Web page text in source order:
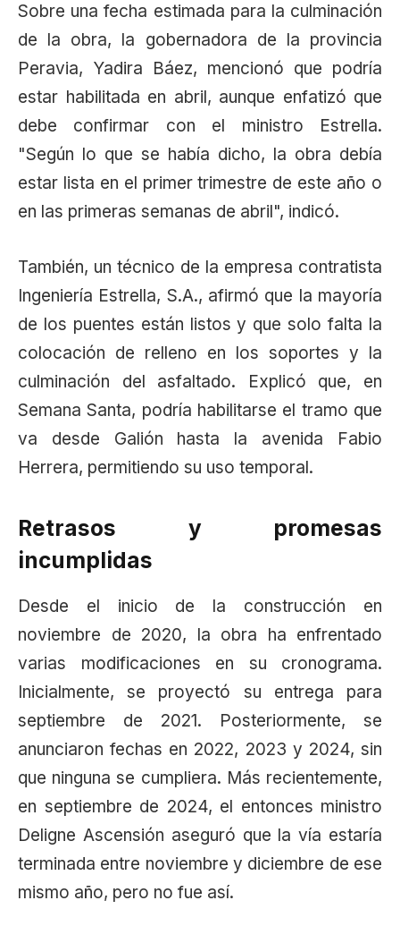
Sobre una fecha estimada para la culminación
de la obra, la gobernadora de la provincia
Peravia, Yadira Báez, mencionó que podría
estar habilitada en abril, aunque enfatizó que
debe confirmar con el ministro Estrella.
"Según lo que se había dicho, la obra debía
estar lista en el primer trimestre de este año o
en las primeras semanas de abril", indicó.
También, un técnico de la empresa contratista
Ingeniería Estrella, S.A., afirmó que la mayoría
de los puentes están listos y que solo falta la
colocación de relleno en los soportes y la
culminación del asfaltado. Explicó que, en
Semana Santa, podría habilitarse el tramo que
va desde Galión hasta la avenida Fabio
Herrera, permitiendo su uso temporal.
Retrasos y promesas
incumplidas
Desde el inicio de la construcción en
noviembre de 2020, la obra ha enfrentado
varias modificaciones en su cronograma.
Inicialmente, se proyectó su entrega para
septiembre de 2021. Posteriormente, se
anunciaron fechas en 2022, 2023 y 2024, sin
que ninguna se cumpliera. Más recientemente,
en septiembre de 2024, el entonces ministro
Deligne Ascensión aseguró que la vía estaría
terminada entre noviembre y diciembre de ese
mismo año, pero no fue así.